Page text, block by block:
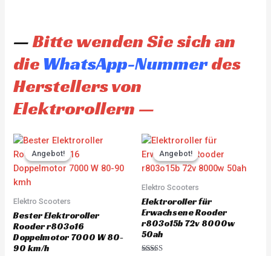
—Bitte wenden Sie sich an
die WhatsApp-Nummerdes
Herstellers von
Elektrorollern —
Angebot!
Angebot!
Elektro Scooters
Bester Elektroroller
Rooder r803o16
Doppelmotor 7000 W 80-
90 km/h
Original
price
was:
CHF 3'930.00.CHF 3'733.00.
Angebot!
Angebot!
Elektro Scooters
Elektroroller für
Erwachsene Rooder
r803o15b 72v 8000w
50ah
Original
price
was:
CHF 4'845.00.CHF